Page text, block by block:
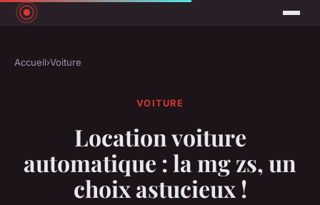
Accueil›Voiture
VOITURE
Location voiture
automatique : la mg zs, un
choix astucieux !